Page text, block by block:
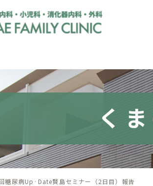
く
糖尿病Up·Date賢島セミナー（2日目）報告